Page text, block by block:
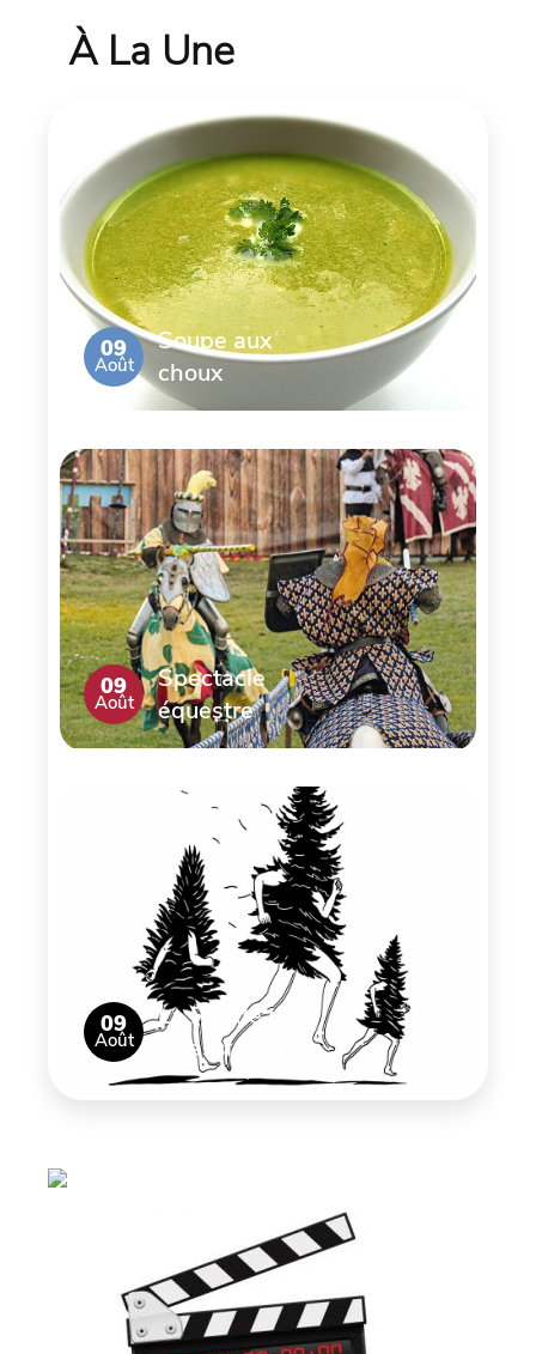
À La Une
09
Août
Soupe aux
choux
09
Août
Spectacle
équestre
09
Août
La Ronde de
Chassignoles